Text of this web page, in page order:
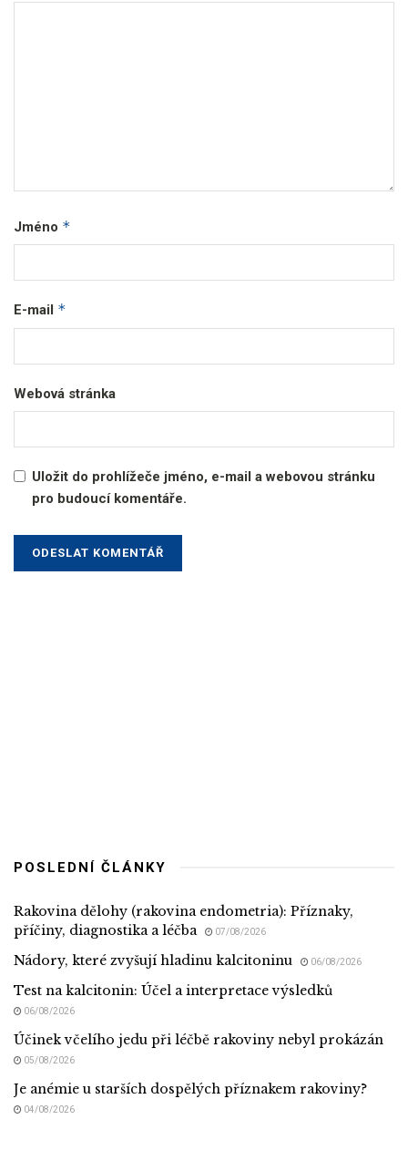
Jméno *
E-mail *
Webová stránka
Uložit do prohlížeče jméno, e-mail a webovou stránku
pro budoucí komentáře.
POSLEDNÍ ČLÁNKY
Rakovina dělohy (rakovina endometria): Příznaky,
příčiny, diagnostika a léčba
07/08/2026
Nádory, které zvyšují hladinu kalcitoninu 06/08/2026
Test na kalcitonin: Účel a interpretace výsledků
06/08/2026
Účinek včelího jedu při léčbě rakoviny nebyl prokázán
05/08/2026
Je anémie u starších dospělých příznakem rakoviny?
04/08/2026